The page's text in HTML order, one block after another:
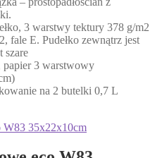
3 warstwy tektury 378 g/m2
fale E. Pudełko zewnątrz jest
szare
papier 3 warstwowy
na 2 butelki 0,7 L